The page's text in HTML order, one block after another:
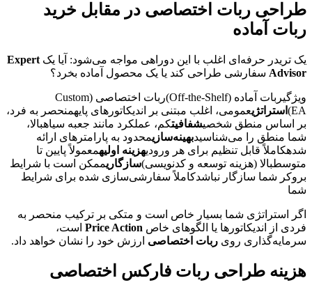
طراحی ربات اختصاصی در مقابل خرید
ربات آماده
یک تریدر حرفه‌ای اغلب با این دوراهی مواجه می‌شود: آیا یک Expert
Advisor سفارشی طراحی کند یا یک محصول آماده بخرد؟
ویژگیربات آماده (Off-the-Shelf)ربات اختصاصی (Custom
EA) استراتژیعمومی، اغلب مبتنی بر اندیکاتورهای پایهمنحصر به فرد،
بر اساس منطق شخصیشفافیتکم، عملکرد مانند جعبه سیاهبالا،
شما منطق را می‌شناسیدبهینه‌سازیمحدود به پارامترهای ارائه
شدهکاملاً قابل تنظیم برای هر ورودیهزینه اولیهمعمولاً پایین تا
متوسطبالا (هزینه توسعه و کدنویسی)سازگاریممکن است با شرایط
بروکر شما سازگار نباشدکاملاً سفارشی‌سازی شده برای شرایط
شما
اگر استراتژی شما بسیار خاص است و متکی بر ترکیب منحصر به
فردی از اندیکاتورها یا الگوهای خاص Price Action است،
سرمایه‌گذاری روی ربات اختصاصی ارزش خود را نشان خواهد داد.
هزینه طراحی ربات فارکس اختصاصی